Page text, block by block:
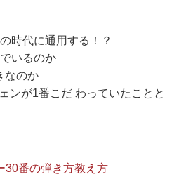
時代に通用する！？
いるのか
なのか
ンが1番こだ わっていたことと
30番の弾き方教え方